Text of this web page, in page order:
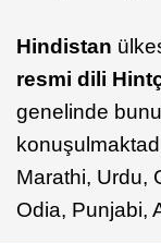
Hindistan
resmi dili
genelinde
Marathi, Urdu,
Odia, Punjabi,